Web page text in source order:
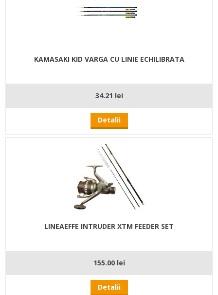
KAMASAKI KID VARGA CU LINIE ECHILIBRATA
34.21 lei
Detalii
LINEAEFFE INTRUDER XTM FEEDER SET
155.00 lei
Detalii